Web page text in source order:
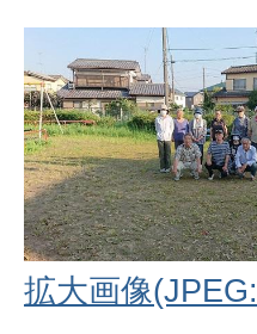
拡大画像